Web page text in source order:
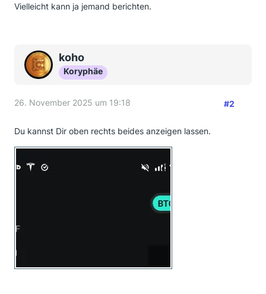
Vielleicht kann ja jemand berichten.
koho
Koryphäe
26. November 2025 um 19:18 #2
Du kannst Dir oben rechts beides anzeigen lassen.